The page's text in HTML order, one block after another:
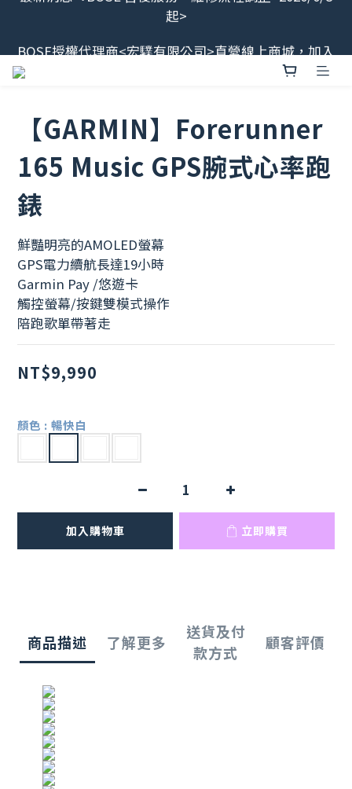
最新消息📢BOSE 售後服務、維修流程調整<2026/6/8
起>
BOSE授權代理商<宏驜有限公司>直營線上商城，加入
會員領$100
不補✨
最新消息📢BOSE 售後服務、維修流程調整<2026/6/8
起>
【GARMIN】Forerunner
165 Music GPS腕式心率跑
錶
鮮豔明亮的AMOLED螢幕
GPS電力續航長達19小時
Garmin Pay /悠遊卡
觸控螢幕/按鍵雙模式操作
陪跑歌單帶著走
NT$9,990
顏色 : 暢快白
加入購物車 立即購買
商品描述 了解更多
送貨及付
款方式
顧客評價